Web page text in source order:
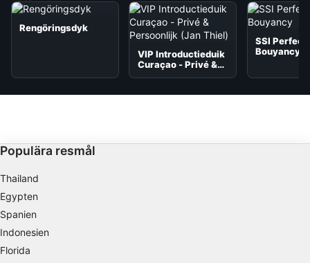
Rengöringsdyk
VIP Introductieduik
Curaçao - Privé &
SSI Perfect
Bouyancy
Populära resmål
Thailand
Egypten
Spanien
Indonesien
Florida